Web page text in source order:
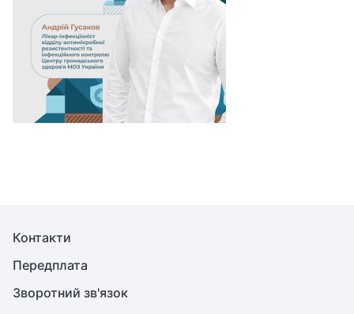
Контакти
Передплата
Зворотний зв'язок